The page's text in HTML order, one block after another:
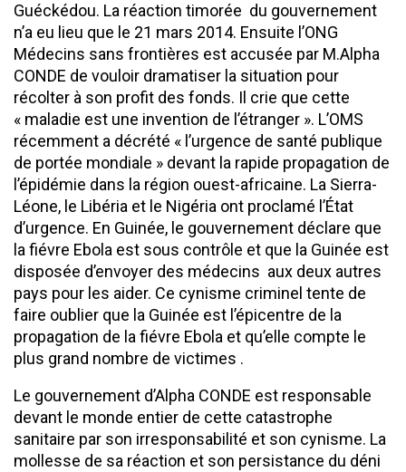
Guéckédou. La réaction timorée du gouvernement
n’a eu lieu que le 21 mars 2014. Ensuite l’ONG
Médecins sans frontières est accusée par M.Alpha
CONDE de vouloir dramatiser la situation pour
récolter à son profit des fonds. Il crie que cette
« maladie est une invention de l’étranger ». L’OMS
récemment a décrété « l’urgence de santé publique
de portée mondiale » devant la rapide propagation de
l’épidémie dans la région ouest-africaine. La Sierra-
Léone, le Libéria et le Nigéria ont proclamé l’État
d’urgence. En Guinée, le gouvernement déclare que
la fiévre Ebola est sous contrôle et que la Guinée est
disposée d’envoyer des médecins aux deux autres
pays pour les aider. Ce cynisme criminel tente de
faire oublier que la Guinée est l’épicentre de la
propagation de la fiévre Ebola et qu’elle compte le
plus grand nombre de victimes .
Le gouvernement d’Alpha CONDE est responsable
devant le monde entier de cette catastrophe
sanitaire par son irresponsabilité et son cynisme. La
mollesse de sa réaction et son persistance du déni